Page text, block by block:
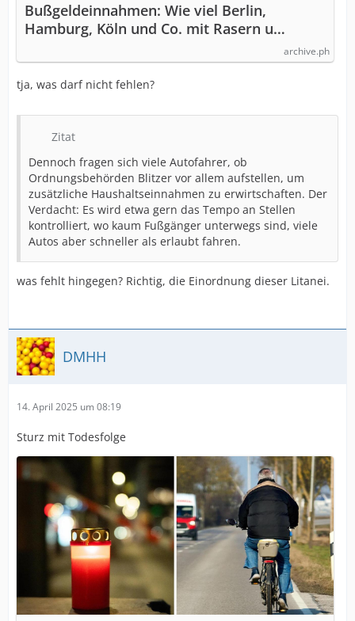
Bußgeldeinnahmen: Wie viel Berlin,
Hamburg, Köln und Co. mit Rasern u…
archive.ph
tja, was darf nicht fehlen?
Zitat
Dennoch fragen sich viele Autofahrer, ob
Ordnungsbehörden Blitzer vor allem aufstellen, um
zusätzliche Haushaltseinnahmen zu erwirtschaften. Der
Verdacht: Es wird etwa gern das Tempo an Stellen
kontrolliert, wo kaum Fußgänger unterwegs sind, viele
Autos aber schneller als erlaubt fahren.
was fehlt hingegen? Richtig, die Einordnung dieser Litanei.
DMHH
14. April 2025 um 08:19
Sturz mit Todesfolge